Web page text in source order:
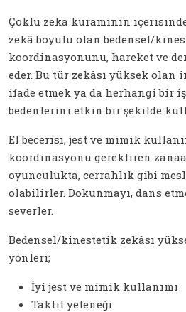
Çoklu zeka kuramının
zekâ boyutu olan bedensel/
koordinasyonunu, hareket ve
eder. Bu tür zekâsı yüksek
ifade etmek ya da herhangi bir
bedenlerini etkin bir şekilde
El becerisi, jest ve mimik
koordinasyonu gerektiren
oyunculukta, cerrahlık gibi
olabilirler. Dokunmayı, dans
severler.
Bedensel/kinestetik zekâsı
yönleri;
İyi jest ve mimik kullanımı
Taklit yeteneği